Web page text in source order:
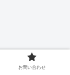
お問い合わせ